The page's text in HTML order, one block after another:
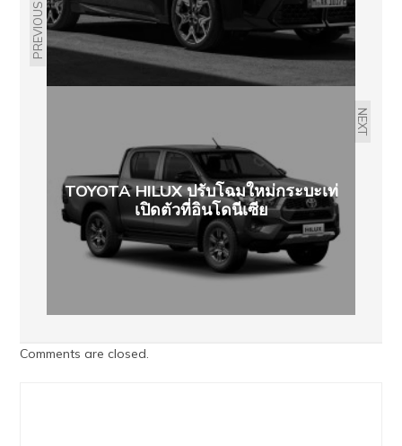
PREVIOUS
NEXT
TOYOTA HILUX ปรับโฉมใหม่กระบะเท่
เปิดตัวที่อินโดนีเซีย
Comments are closed.